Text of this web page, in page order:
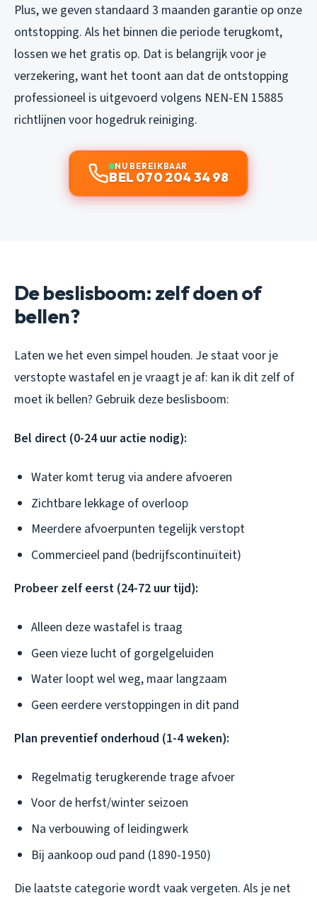
Plus, we geven standaard 3 maanden garantie op onze
ontstopping. Als het binnen die periode terugkomt,
lossen we het gratis op. Dat is belangrijk voor je
verzekering, want het toont aan dat de ontstopping
professioneel is uitgevoerd volgens NEN-EN 15885
richtlijnen voor hogedruk reiniging.
NU BEREIKBAAR
BEL 070 204 34 98
De beslisboom: zelf doen of
bellen?
Laten we het even simpel houden. Je staat voor je
verstopte wastafel en je vraagt je af: kan ik dit zelf of
moet ik bellen? Gebruik deze beslisboom:
Bel direct (0-24 uur actie nodig):
Water komt terug via andere afvoeren
Zichtbare lekkage of overloop
Meerdere afvoerpunten tegelijk verstopt
Commercieel pand (bedrijfscontinuïteit)
Probeer zelf eerst (24-72 uur tijd):
Alleen deze wastafel is traag
Geen vieze lucht of gorgelgeluiden
Water loopt wel weg, maar langzaam
Geen eerdere verstoppingen in dit pand
Plan preventief onderhoud (1-4 weken):
Regelmatig terugkerende trage afvoer
Voor de herfst/winter seizoen
Na verbouwing of leidingwerk
Bij aankoop oud pand (1890-1950)
Die laatste categorie wordt vaak vergeten. Als je net